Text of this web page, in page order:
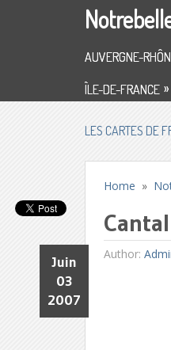
AUVERGNE-
ÎLE-DE-FRANCE »
LES CARTES DE
Home »
Author:
Juin
03
2007